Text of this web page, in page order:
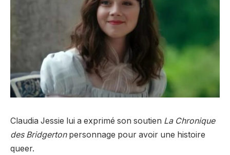
Claudia Jessie lui a exprimé son soutien La Chronique
des Bridgerton personnage pour avoir une histoire
queer.